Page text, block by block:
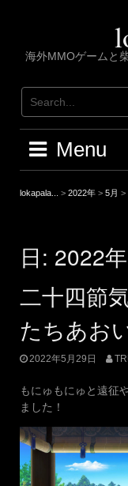
海外MMOゲームと
Menu
lokapala... > 2022年 > 5月 >
日: 2022
二十四節
たちあお
2022年5月29日
もにゅもにゅと遠征
ました！